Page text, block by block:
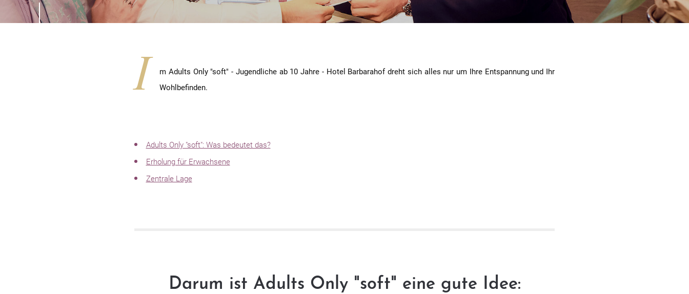
I
m Adults Only "soft" - Jugendliche ab 10 Jahre - Hotel Barbarahof dreht sich alles nur um Ihre Entspannung und Ihr
Wohlbefinden.
Adults Only "soft": Was bedeutet das?
Erholung für Erwachsene
Zentrale Lage
Darum ist Adults Only "soft" eine gute Idee: